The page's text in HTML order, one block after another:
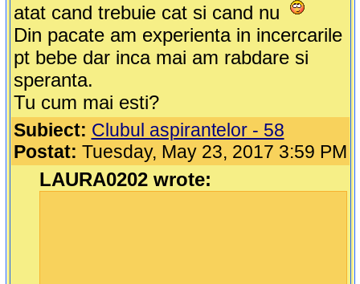
atat cand trebuie cat si cand nu
Din pacate am experienta in incercarile
pt bebe dar inca mai am rabdare si
speranta.
Tu cum mai esti?
Subiect: Clubul aspirantelor - 58
Postat: Tuesday, May 23, 2017 3:59 PM
LAURA0202 wrote: